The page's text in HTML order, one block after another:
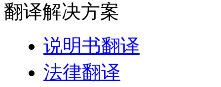
翻译解决方案
说明书翻译
法律翻译